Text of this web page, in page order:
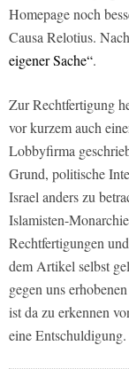
Homepage noch
Causa Relotius.
eigener Sache“.
Zur Rechtfertigung
vor kurzem auch
Lobbyfirma
Grund, politische
Israel anders zu
Islamisten-
Rechtfertigungen
dem Artikel selbst
gegen uns
ist da zu erkennen
eine Entschuldigung.